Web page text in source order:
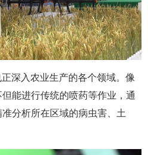
深入农业生产的各个领域。像
能进行传统的喷药等作业，通
分析所在区域的病虫害、土